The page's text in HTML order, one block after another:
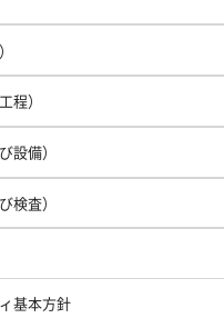
程）
設備）
検査）
基本方針